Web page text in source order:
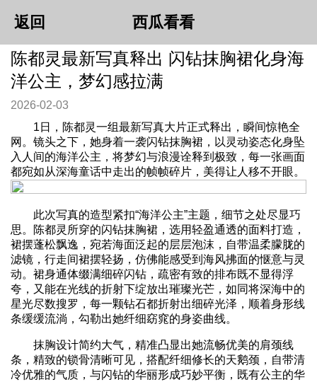
返回 西瓜看看
陈都灵最新写真释出 闪钻抹胸裙化身海
洋公主，梦幻感拉满
2026-02-03
1日，陈都灵一组最新写真大片正式释出，瞬间惊艳全
网。镜头之下，她身着一袭闪钻抹胸裙，以灵动姿态化身坠
入人间的海洋公主，将梦幻与浪漫诠释到极致，每一张画面
都宛如从深海童话中走出的帧帧碎片，美得让人移不开眼。
此次写真的造型紧扣“海洋公主”主题，细节之处尽显巧
思。陈都灵所穿的闪钻抹胸裙，选用轻盈通透的面料打造，
裙摆蓬松飘逸，宛若海面泛起的层层泡沫，自带温柔朦胧的
滤镜，行走间裙摆轻扬，仿佛能感受到海风拂面的惬意与灵
动。裙身通体缀满细碎闪钻，疏密有致的排布既不显得浮
夸，又能在光线的折射下绽放出璀璨光芒，如同将深海中的
星光尽数搜罗，每一颗钻石都折射出细碎光泽，顺着身形线
条缓缓流淌，勾勒出她纤细窈窕的身姿曲线。
抹胸设计简约大气，精准凸显出她流畅优美的肩颈线
条，精致的锁骨清晰可见，搭配纤细修长的天鹅颈，自带清
冷优雅的气质，与闪钻的华丽形成巧妙平衡，既有公主的华